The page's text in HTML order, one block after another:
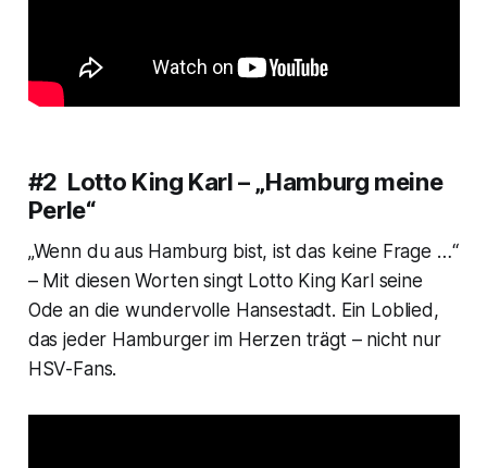
#2 Lotto King Karl – „Hamburg meine
Perle“
„Wenn du aus Hamburg bist, ist das keine Frage …“
– Mit diesen Worten singt Lotto King Karl seine
Ode an die wundervolle Hansestadt. Ein Loblied,
das jeder Hamburger im Herzen trägt – nicht nur
HSV-Fans.